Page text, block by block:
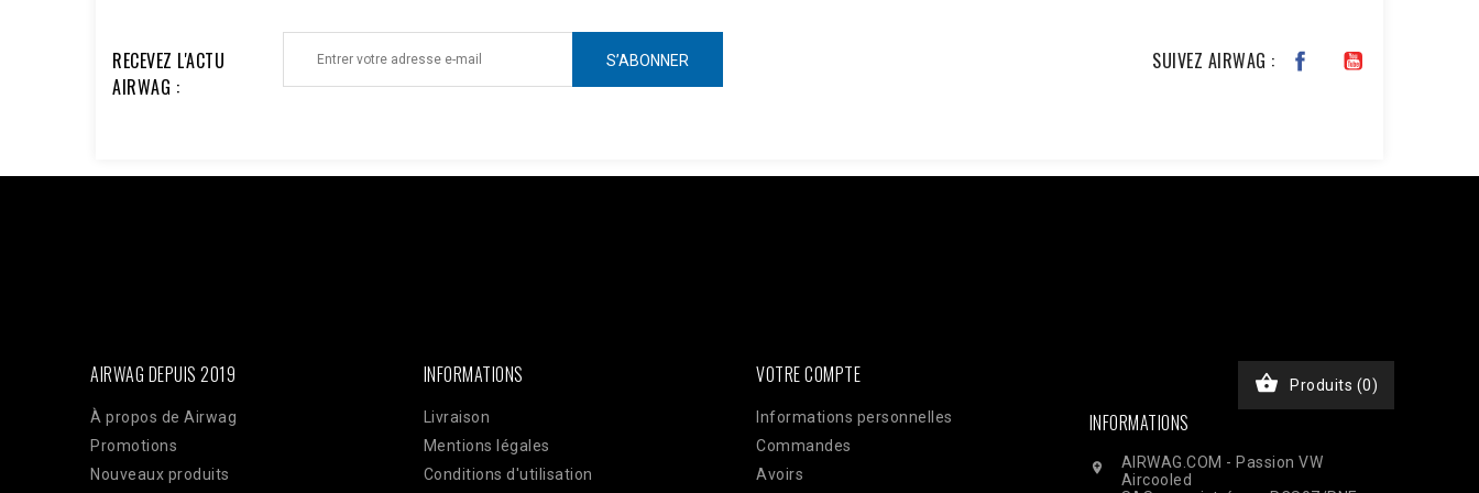
RECEVEZ L'ACTU
AIRWAG :
SUIVEZ AIRWAG :
AIRWAG DEPUIS 2019
À propos de Airwag
Promotions
Nouveaux produits
INFORMATIONS
Livraison
Mentions légales
Conditions d'utilisation
VOTRE COMPTE
Informations personnelles
Commandes
Avoirs
 Produits (0)
INFORMATIONS

AIRWAG.COM - Passion VW
Aircooled